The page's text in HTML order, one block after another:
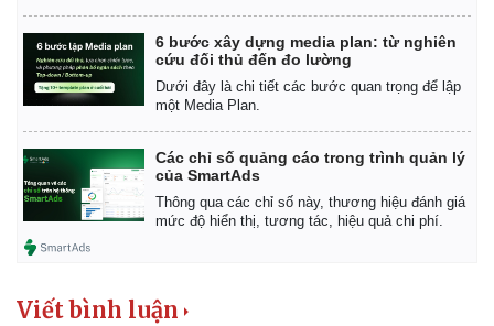
6 bước xây dựng media plan: từ nghiên
cứu đối thủ đến đo lường
Dưới đây là chi tiết các bước quan trọng để lập
một Media Plan.
Các chỉ số quảng cáo trong trình quản lý
của SmartAds
Thông qua các chỉ số này, thương hiệu đánh giá
mức độ hiển thị, tương tác, hiệu quả chi phí.
Viết bình luận